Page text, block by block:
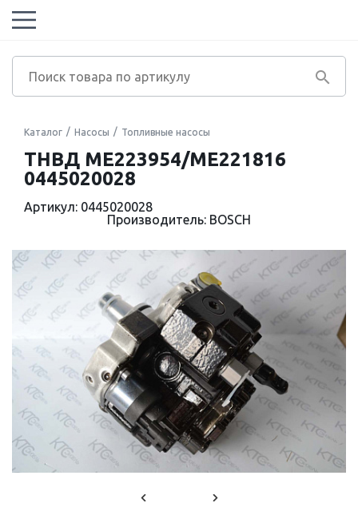
Каталог Насосы Топливные насосы
ТНВД ME223954/ME221816
0445020028
Артикул: 0445020028
Производитель: BOSCH